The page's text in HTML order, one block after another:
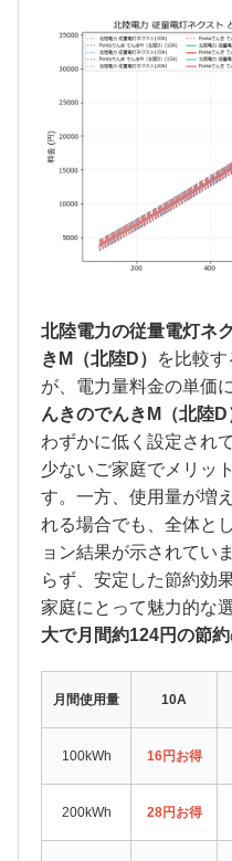
北陸電力の従量電灯ネ
きM（北陸D）
を比較
が、電力量料金の単価
んきのでんきM（北陸D
わずかに低く設定され
少ないご家庭でメリッ
す。一方、使用量が増
れる場合でも、全体と
ョン結果が示されてい
らず、安定した節約効
家庭にとって魅力的な
大で月間約124円の節約
月間使用量 10A
100kWh 16円お得
200kWh 28円お得